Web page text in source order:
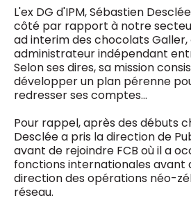
L'ex DG d'IPM, Sébastien
côté par rapport à notre
ad interim des chocolats
administrateur indépendant
Selon ses dires, sa mission
développer un plan pérenne
redresser ses comptes…
Pour rappel, après des débuts
Desclée a pris la direction de
avant de rejoindre FCB où il a
fonctions internationales avant
direction des opérations néo-
réseau.
g.byl@mm.be
Chief Editor
Damien Lemaire
0477 37 31 65
d.lemaire@mm.be
Daily
5 x week
1 x week
1 x week
10 x year
10 x year
4 x year
Des questions ?